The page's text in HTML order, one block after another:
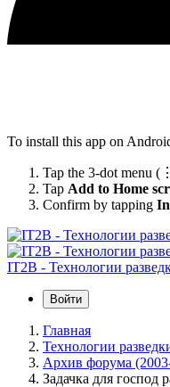
To install this app on
Tap the 3-dot menu
Tap Add to Home
Confirm by tapping
IT2B - Технологии
Войти
Главная
Технологии
Архив форума
Задачка для господ